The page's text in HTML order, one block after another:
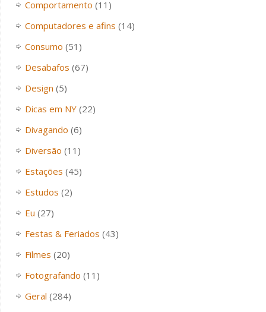
Comportamento (11)
Computadores e afins (14)
Consumo (51)
Desabafos (67)
Design (5)
Dicas em NY(22)
Divagando (6)
Diversão (11)
Estações (45)
Estudos (2)
Eu (27)
Festas & Feriados (43)
Filmes (20)
Fotografando (11)
Geral (284)